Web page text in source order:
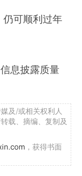
可顺利过年
息披露质量
及/或相关权利人
载、摘编、复制及
，获得书面